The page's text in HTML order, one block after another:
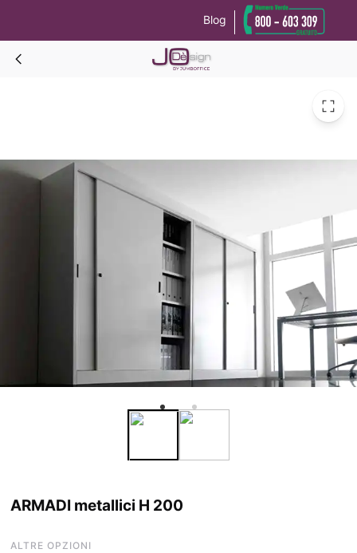
Blog
ARMADI metallici H 200
ARMADI metallici H 200
ALTRE OPZIONI
Informativa sulla raccolta
Le tue preferenze relative alla privacy